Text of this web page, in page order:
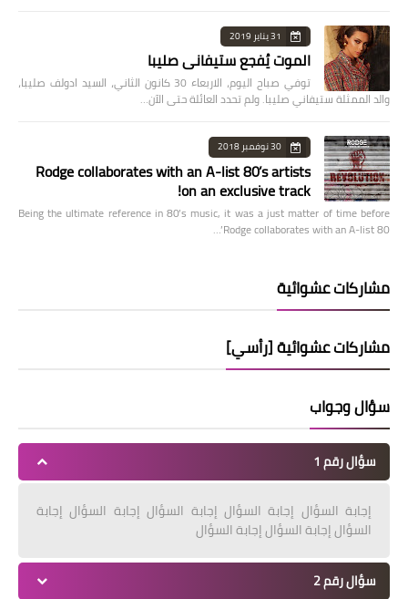
31 يناير 2019
الموت يُفجع ستيفاني صليبا
توفي صباح اليوم، الاربعاء 30 كانون الثاني، السيد ادولف صليبا،
والد الممثلة ستيفاني صليبا. ولم تحدد العائلة حتى الآن…
30 نوفمبر 2018
Rodge collaborates with an A-list 80’s artists
on an exclusive track!
Being the ultimate reference in 80’s music, it was a just matter of time before
Rodge collaborates with an A-list 80’…
مشاركات عشوائية
مشاركات عشوائية [رأسي]
سؤال وجواب
سؤال رقم 1
إجابة السؤال إجابة السؤال إجابة السؤال إجابة السؤال إجابة
السؤال إجابة السؤال إجابة السؤال
سؤال رقم 2